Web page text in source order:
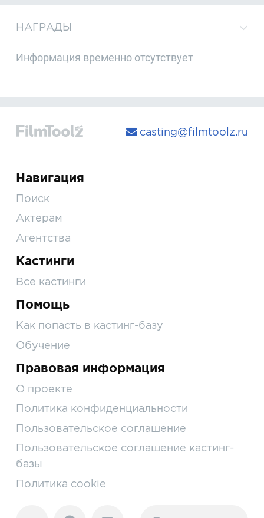
НАГРАДЫ
Информация временно отсутствует
casting@filmtoolz.ru
Навигация
Поиск
Актерам
Агентства
Кастинги
Все кастинги
Помощь
Как попасть в кастинг-базу
Обучение
Правовая информация
О проекте
Политика конфиденциальности
Пользовательское соглашение
Пользовательское соглашение кастинг-
базы
Политика cookie